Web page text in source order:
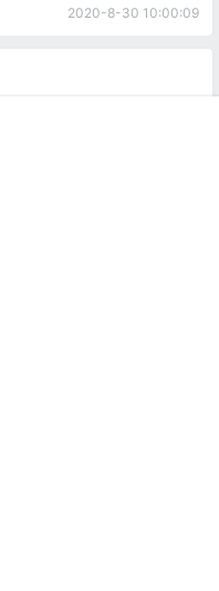
2020-8-30 10:00:09